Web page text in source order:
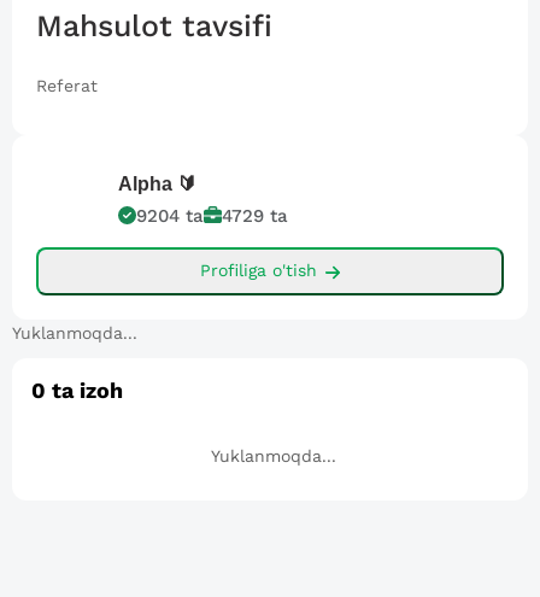
Mahsulot tavsifi
Referat
Alpha 🔰
9204 ta 4729 ta
Profiliga o'tish
Yuklanmoqda...
0 ta izoh
Yuklanmoqda...